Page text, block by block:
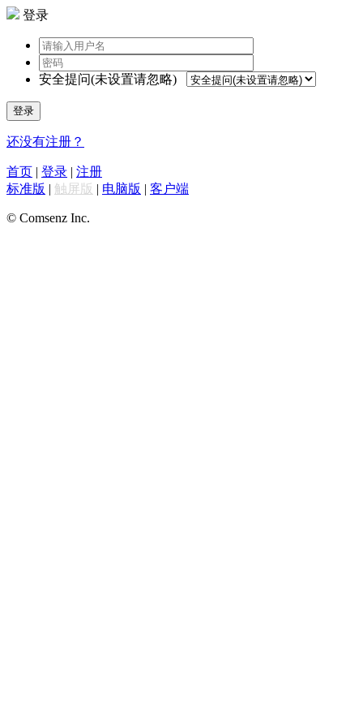
登录
安全提问(未设置请忽略)
登录
还没有注册？
首页 | 登录 | 注册
标准版 | 触屏版 | 电脑版 | 客户端
© Comsenz Inc.